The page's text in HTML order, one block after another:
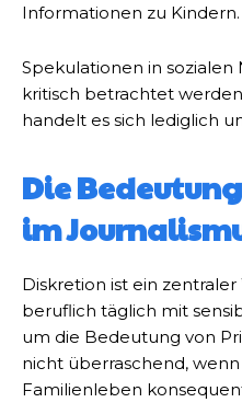
Informationen zu Kindern.
Spekulationen in
kritisch betrachtet
handelt es sich lediglich
Die
im
Diskretion ist ein
beruflich täglich mit
um die Bedeutung von
nicht überraschend,
Familienleben